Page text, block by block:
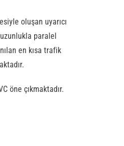
oluşan uyarıcı
paralel
en kısa trafik
öne çıkmaktadır.